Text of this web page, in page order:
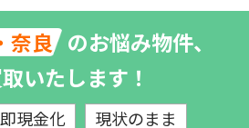
奈良 のお悩み物件、
いたします！
即現金化 現状のまま